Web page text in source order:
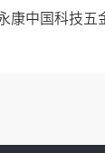
康中国科技五